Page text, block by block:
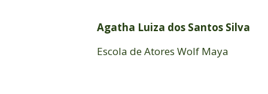
Agatha Luiza dos Santos Silva
Escola de Atores Wolf Maya